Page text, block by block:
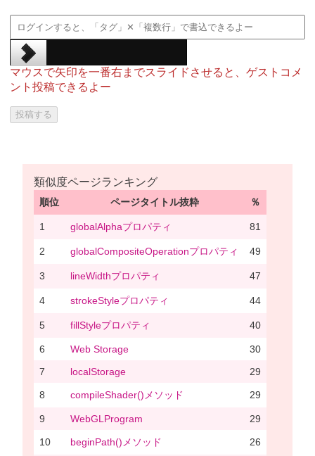
マウスで矢印を一番右までスライドさせると、ゲストコメ
ント投稿できるよー
類似度ページランキング
順位 ページタイトル抜粋 ％
1 globalAlphaプロパティ 81
2 globalCompositeOperationプロパティ 49
3 lineWidthプロパティ 47
4 strokeStyleプロパティ 44
5 fillStyleプロパティ 40
6 Web Storage
30
7
localStorage 29
8 compileShader()メソッド 29
9 WebGLProgram 29
10 beginPath()メソッド 26